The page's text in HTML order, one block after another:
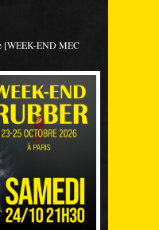
[WEEK-END MEC